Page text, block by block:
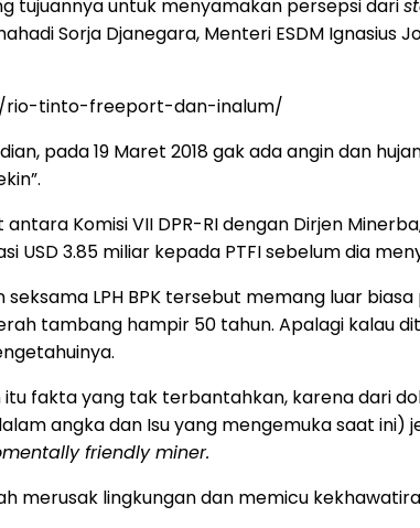
tujuannya untuk menyamakan persepsi dari
Sorja Djanegara, Menteri ESDM Ignasius
rio-tinto-freeport-dan-inalum/
pada 19 Maret 2018 gak ada angin dan
Komisi VII DPR-RI dengan Dirjen
USD 3.85 miliar kepada PTFI sebelum dia
LPH BPK tersebut memang luar
tambang hampir 50 tahun. Apalagi kalau
fakta yang tak terbantahkan, karena dari
angka dan Isu yang mengemuka saat
friendly miner.
merusak lingkungan dan memicu